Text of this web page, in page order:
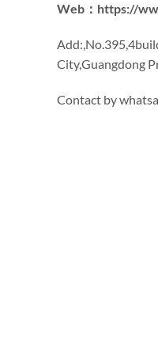
Web ： https://
Add:,
City,Guangdong
Contact by